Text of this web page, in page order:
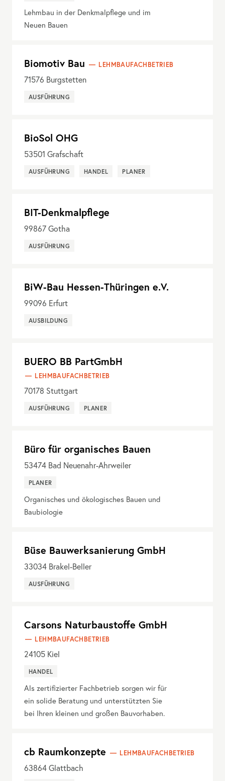
Lehmbau in der Denkmalpflege und im
Neuen Bauen
Biomotiv Bau LEHMBAUFACHBETRIEB
71576 Burgstetten
AUSFÜHRUNG
BioSol OHG
53501 Grafschaft
AUSFÜHRUNG HANDEL PLANER
BIT-Denkmalpflege
99867Gotha
AUSFÜHRUNG
BiW-Bau Hessen-Thüringen e.V.
99096 Erfurt
AUSBILDUNG
BUERO BB PartGmbH
LEHMBAUFACHBETRIEB
70178 Stuttgart
AUSFÜHRUNG PLANER
Büro für organisches Bauen
53474 Bad Neuenahr-Ahrweiler
PLANER
Organisches und ökologisches Bauen und
Baubiologie
Büse Bauwerksanierung GmbH
33034 Brakel-Beller
AUSFÜHRUNG
Carsons Naturbaustoffe GmbH
LEHMBAUFACHBETRIEB
24105 Kiel
HANDEL
Als zertifizierter Fachbetrieb sorgen wir für
ein solide Beratung und unterstützten Sie
bei Ihren kleinen und großen Bauvorhaben.
cb Raumkonzepte LEHMBAUFACHBETRIEB
63864Glattbach